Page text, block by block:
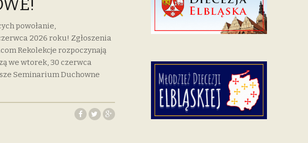
powołanie,
2026 roku! Zgłoszenia
Rekolekcje rozpoczynają
we wtorek, 30 czerwca
Seminarium Duchowne